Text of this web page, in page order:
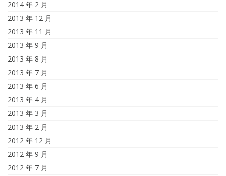
2014 年 2 月
2013 年 12 月
2013 年 11 月
2013 年 9 月
2013 年 8 月
2013 年 7 月
2013 年 6 月
2013 年 4 月
2013 年 3 月
2013 年 2 月
2012 年 12 月
2012 年 9 月
2012 年 7 月